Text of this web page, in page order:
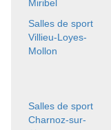
Miribel
Salles de sport
Villieu-Loyes-
Mollon
Salles de sport
Charnoz-sur-